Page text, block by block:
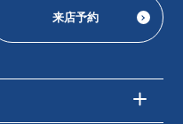
来店予約